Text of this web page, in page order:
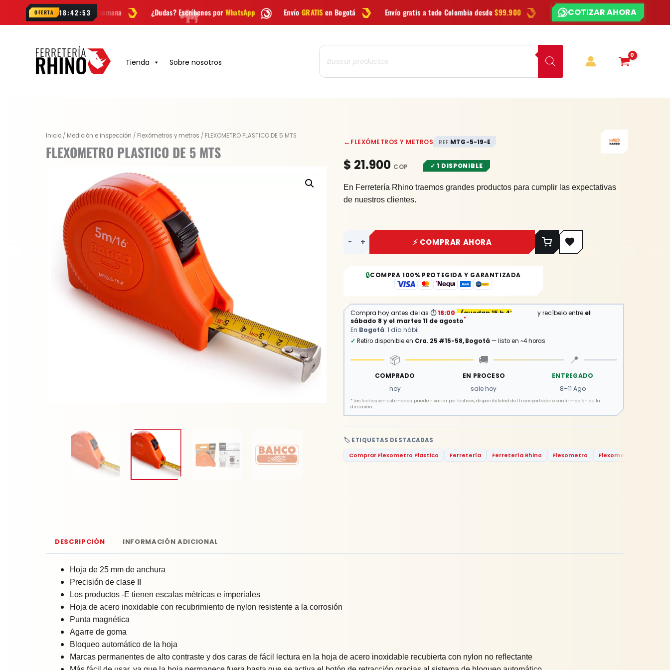
OFERTA 18:42:52
cada semana ¿Dudas? Escríbenos porWhatsApp EnvíoGRATISen Bogotá Envío gratis a todo Colombia desde$99.900 Las mejoresmarcas en herramientas Ofertas
¿CHATEAMOS?
COTIZAR AHORA
Tienda Sobre nosotros
Búsqueda
de
productos
Inicio / Medición e inspección / Flexómetros y metros / FLEXOMETRO PLASTICO DE 5 MTS
FLEXOMETRO PLASTICO DE 5 MTS
←FLEXÓMETROS Y METROS REF.MTG-5-19-E
$ 21.900 ✓ 1 DISPONIBLE
En Ferretería Rhino traemos grandes productos para cumplir las expectativas
de nuestros clientes.
FLEXOMETRO
PLASTICO
DE
5
MTS
cantidad
- + ⚡ COMPRAR AHORA
🏷️ ETIQUETAS DESTACADAS
Comprar Flexometro Plastico
Ferretería Ferretería Rhino Flexometro Flexometro Plastico
🔒COMPRA 100% PROTEGIDA Y GARANTIZADA
Compra hoy antes de las ⏱16:00 (quedan 15 h 43 min y recíbelo entre el
sábado 8 y el martes 11 de agosto*
En Bogotá: 1 día hábil
✓ Retiro disponible en Cra. 25 #15-58, Bogotá — listo en ~4 horas
📦
COMPRADO
hoy
🚚
EN PROCESO
sale hoy
📍
ENTREGADO
8–11 Ago
* Las fechas son estimadas: pueden variar por festivos, disponibilidad del transportador o confirmación de la
dirección.
DESCRIPCIÓN INFORMACIÓN ADICIONAL
Hoja de 25 mm de anchura
Precisión de clase II
Los productos -E tienen escalas métricas e imperiales
Hoja de acero inoxidable con recubrimiento de nylon resistente a la corrosión
Punta magnética
Agarre de goma
Bloqueo automático de la hoja
Marcas permanentes de alto contraste y dos caras de fácil lectura en la hoja de acero inoxidable recubierta con nylon no reflectante